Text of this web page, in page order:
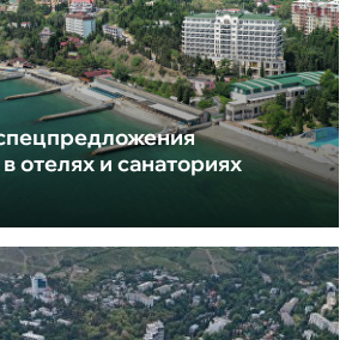
отелях и санаториях